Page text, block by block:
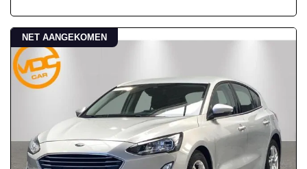
NET AANGEKOMEN